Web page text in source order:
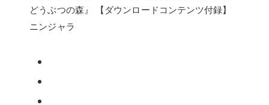
どうぶつの森』 【ダウンロードコンテンツ付録】
ニンジャラ